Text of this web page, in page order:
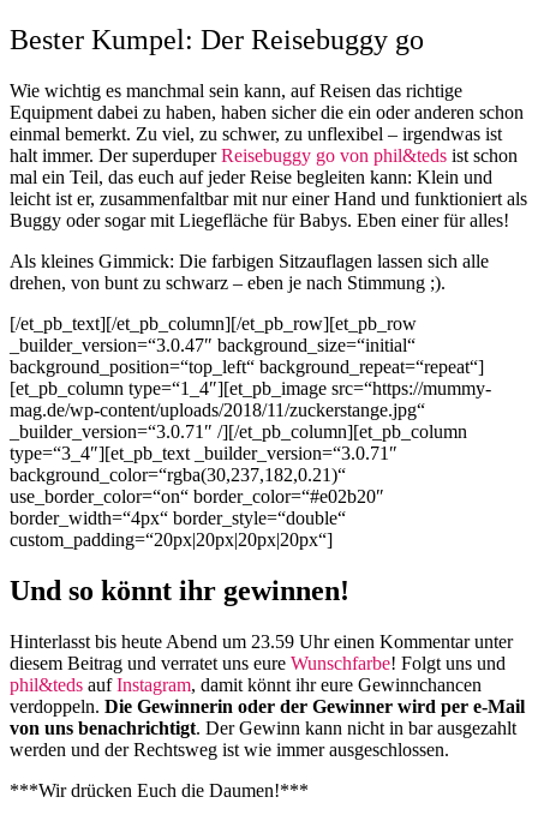
Bester Kumpel: Der Reisebuggy go
Wie wichtig es manchmal sein kann, auf Reisen das richtige
Equipment dabei zu haben, haben sicher die ein oder anderen schon
einmal bemerkt. Zu viel, zu schwer, zu unflexibel – irgendwas ist
halt immer. Der superduperReisebuggy go von phil&teds ist schon
mal ein Teil, das euch auf jeder Reise begleiten kann: Klein und
leicht ist er, zusammenfaltbar mit nur einer Hand und funktioniert als
Buggy oder sogar mit Liegefläche für Babys. Eben einer für alles!
Als kleines Gimmick: Die farbigen Sitzauflagen lassen sich alle
drehen, von bunt zu schwarz – eben je nach Stimmung ;).
[/et_pb_text][/et_pb_column][/et_pb_row][et_pb_row
_builder_version=“3.0.47″ background_size=“initial“
background_position=“top_left“ background_repeat=“repeat“]
[et_pb_column type=“1_4″][et_pb_image src=“https://mummy-
mag.de/wp-content/uploads/2018/11/zuckerstange.jpg“
_builder_version=“3.0.71″ /][/et_pb_column][et_pb_column
type=“3_4″][et_pb_text _builder_version=“3.0.71″
background_color=“rgba(30,237,182,0.21)“
use_border_color=“on“ border_color=“#e02b20″
border_width=“4px“ border_style=“double“
custom_padding=“20px|20px|20px|20px“]
Und so könnt ihr gewinnen!
Hinterlasst bis heute Abend um 23.59 Uhr einen Kommentar unter
diesem Beitrag und verratet uns eure Wunschfarbe! Folgt uns und
phil&teds aufInstagram, damit könnt ihr eure Gewinnchancen
verdoppeln. Die Gewinnerin oder der Gewinner wird per e-Mail
von uns benachrichtigt. Der Gewinn kann nicht in bar ausgezahlt
werden und der Rechtsweg ist wie immer ausgeschlossen.
***Wir drücken Euch die Daumen!***